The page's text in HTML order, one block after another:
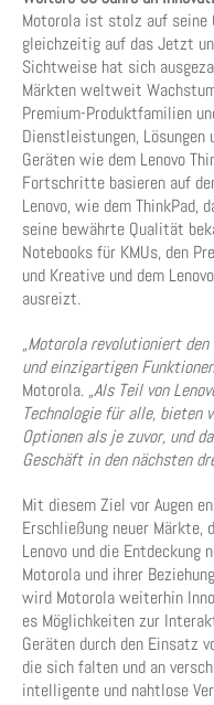
Motorola ist stolz auf seine
gleichzeitig auf das Jetzt
Sichtweise hat sich
Märkten weltweit
Premium-Produktfamilien
Dienstleistungen,
Geräten wie dem Lenovo
Fortschritte basieren auf
Lenovo, wie dem ThinkPad,
seine bewährte Qualität
Notebooks für KMUs, den
und Kreative und dem
ausreizt.
„Motorola revolutioniert
und einzigartigen
Motorola. „Als Teil von
Technologie für alle, bieten
Optionen als je zuvor, und
Geschäft in den nächsten
Mit diesem Ziel vor Augen
Erschließung neuer Märkte,
Lenovo und die Entdeckung
Motorola und ihrer
wird Motorola weiterhin
es Möglichkeiten zur
Geräten durch den Einsatz
die sich falten und an
intelligente und nahtlose